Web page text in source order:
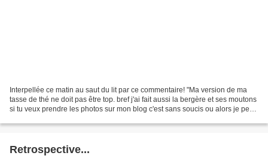
Interpellée ce matin au saut du lit par ce commentaire! "Ma version de ma
tasse de thé ne doit pas être top. bref j'ai fait aussi la bergère et ses moutons
si tu veux prendre les photos sur mon blog c'est sans soucis ou alors je peux
Retrospective...